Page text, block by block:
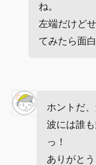
ね。
左端だけど
てみたら面
ホントだ
波には誰
っ！
ありがと